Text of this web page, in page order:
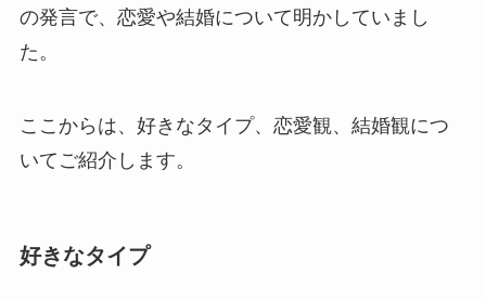
の発言で、恋愛や結婚について明かしていまし
た。
ここからは、好きなタイプ、恋愛観、結婚観につ
いてご紹介します。
好きなタイプ